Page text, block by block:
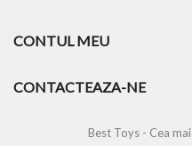
CONTUL MEU
CONTACTEAZA-NE
Best Toys - Cea